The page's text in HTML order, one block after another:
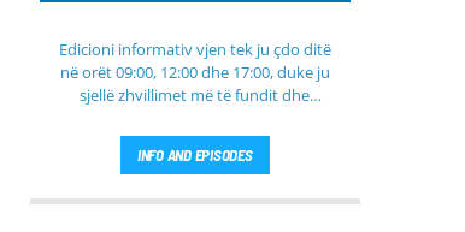
Edicioni informativ vjen tek ju çdo ditë
në orët 09:00, 12:00 dhe 17:00, duke ju
sjellë zhvillimet më të fundit dhe
Kosova, rajoni dhe bota. Në këtë
edicion do të gjeni lajme të
përfshirë politikën, shoqërinë dhe
INFO AND EPISODES